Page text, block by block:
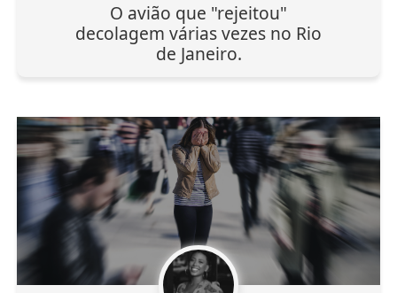
O avião que "rejeitou"
decolagem várias vezes no Rio
de Janeiro.